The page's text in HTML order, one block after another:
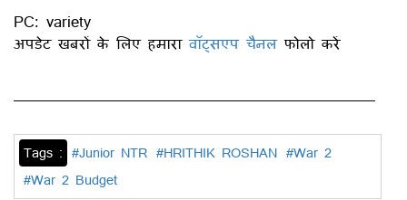
PC: variety
अपडेट खबरों के लिए हमारा वॉट्सएप चैनल फोलो करें
Tags : #Junior NTR #HRITHIK ROSHAN #War 2
#War 2 Budget